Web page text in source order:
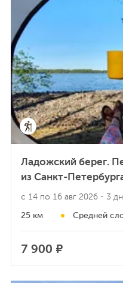
Ладожский берег.
из Санкт-
с 14 по 16 авг 2026 - 3
25 км Средней
7 900 ₽